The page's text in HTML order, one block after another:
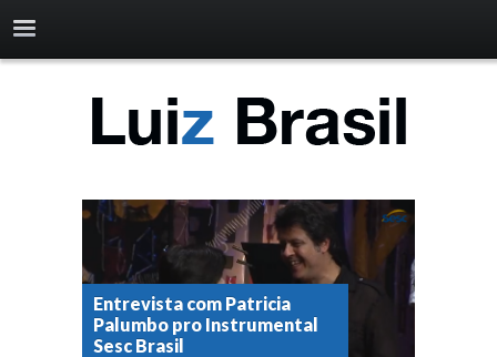
Entrevista com Patricia
Palumbo pro Instrumental
Sesc Brasil